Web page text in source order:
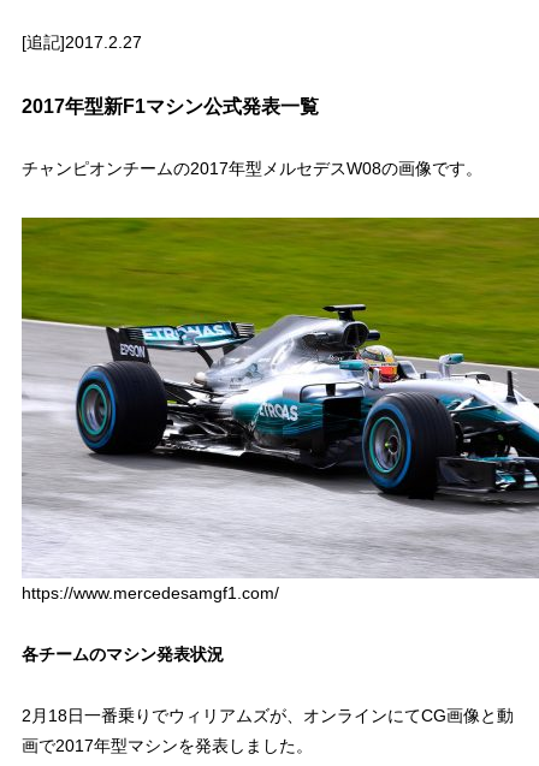
[追記]2017.2.27
2017年型新F1マシン公式発表一覧
チャンピオンチームの2017年型メルセデスW08の画像です。
https://www.mercedesamgf1.com/
各チームのマシン発表状況
2月18日一番乗りでウィリアムズが、オンラインにてCG画像と動
画で2017年型マシンを発表しました。